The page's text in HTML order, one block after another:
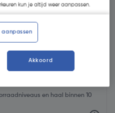
en haal binnen 10
kun je altijd weer aanpassen.
aanpassen
Akkoord